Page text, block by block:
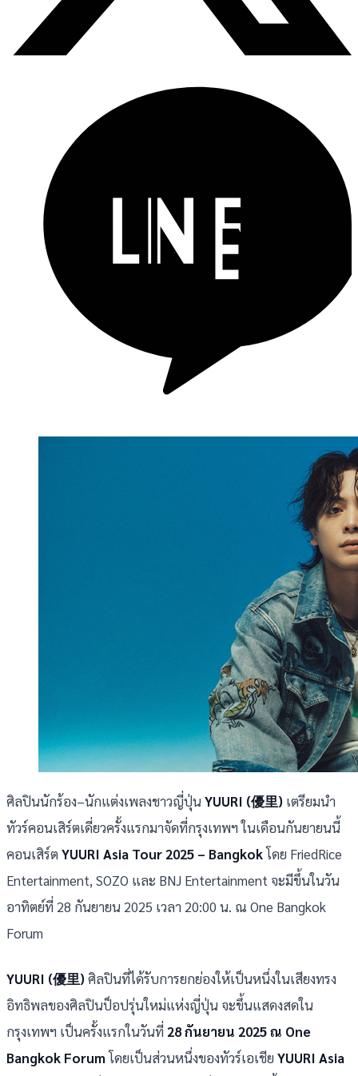
ศิลปินนักร้อง–นักแต่งเพลงชาวญี่ปุ่น YUURI (優里) เตรียมนำ
ทัวร์คอนเสิร์ตเดี่ยวครั้งแรกมาจัดที่กรุงเทพฯ ในเดือนกันยายนนี้
คอนเสิร์ต YUURI Asia Tour 2025 – Bangkokโดย FriedRice
Entertainment, SOZO และ BNJ Entertainment จะมีขึ้นในวัน
อาทิตย์ที่ 28 กันยายน 2025 เวลา 20:00 น. ณ One Bangkok
Forum
YUURI (優里) ศิลปินที่ได้รับการยกย่องให้เป็นหนึ่งในเสียงทรง
อิทธิพลของศิลปินป็อปรุ่นใหม่แห่งญี่ปุ่น จะขึ้นแสดงสดใน
กรุงเทพฯ เป็นครั้งแรกในวันที่ 28 กันยายน 2025 ณ One
Bangkok Forumโดยเป็นส่วนหนึ่งของทัวร์เอเชีย YUURI Asia